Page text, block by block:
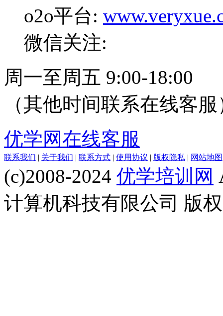
o2o平台:
微信关注:
周一至周五 9:00-18:00
（其他时间联系在线客服
优学网在线客服
联系我们 | 关于我们 | 联系方式 | 使用协议 | 版权隐私 | 网站地图
(c)2008-2024 优学培训网
计算机科技有限公司 版